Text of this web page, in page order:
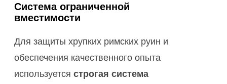
Система ограниченной
вместимости
Для защиты хрупких римских руин и
обеспечения качественного опыта
используется строгая система